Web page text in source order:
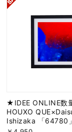
★IDEE ONLINE数
HOUXO
Ishizaka 「64780